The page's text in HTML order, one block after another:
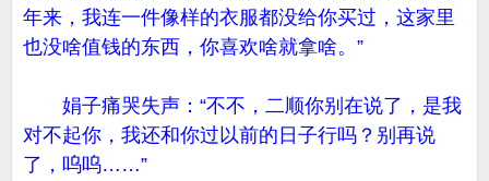
年来，我连一件像样的衣服都没给你买过，这家里
也没啥值钱的东西，你喜欢啥就拿啥。”
娟子痛哭失声：“不不，二顺你别在说了，是我
对不起你，我还和你过以前的日子行吗？别再说
了，呜呜……”